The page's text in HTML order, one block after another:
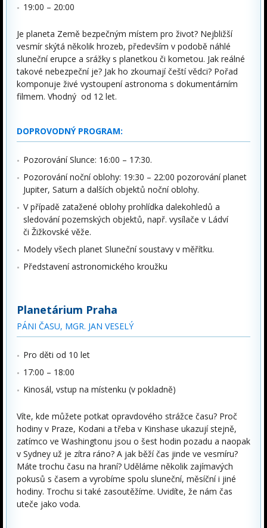
19:00 – 20:00
Je planeta Země bezpečným místem pro život? Nejbližší
vesmír skýtá několik hrozeb, především v podobě náhlé
sluneční erupce a srážky s planetkou či kometou. Jak reálné
takové nebezpeční je? Jak ho zkoumají čeští vědci? Pořad
komponuje živé vystoupení astronoma s dokumentárním
filmem. Vhodný od 12 let.
DOPROVODNÝ PROGRAM:
Pozorování Slunce: 16:00 – 17:30.
Pozorování noční oblohy: 19:30 – 22:00 pozorování planet
Jupiter, Saturn a dalších objektů noční oblohy.
V případě zatažené oblohy prohlídka dalekohledů a
sledování pozemských objektů, např. vysílače v Ládví
či Žižkovské věže.
Modely všech planet Sluneční soustavy v měřítku.
Představení astronomického kroužku
Planetárium Praha
PÁNI ČASU, MGR. JAN VESELÝ
Pro děti od 10 let
17:00 – 18:00
Kinosál, vstup na místenku (v pokladně)
Víte, kde můžete potkat opravdového strážce času? Proč
hodiny v Praze, Kodani a třeba v Kinshase ukazují stejně,
zatímco ve Washingtonu jsou o šest hodin pozadu a naopak
v Sydney už je zítra ráno? A jak běží čas jinde ve vesmíru?
Máte trochu času na hraní? Uděláme několik zajímavých
pokusů s časem a vyrobíme spolu sluneční, měsíční i jiné
hodiny. Trochu si také zasoutěžíme. Uvidíte, že nám čas
uteče jako voda.